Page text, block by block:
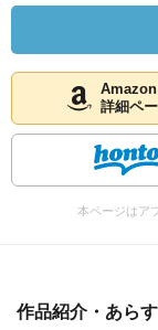
Amazon
詳細ペ
本ページはア
作品紹介・あら